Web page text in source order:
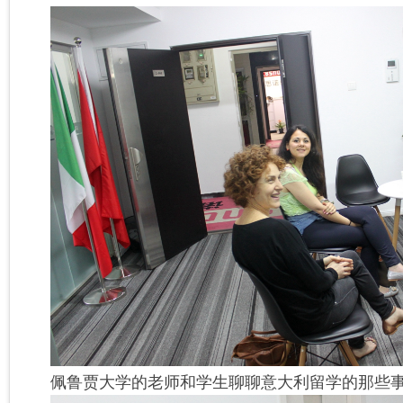
佩鲁贾大学的老师和学生聊聊意大利留学的那些